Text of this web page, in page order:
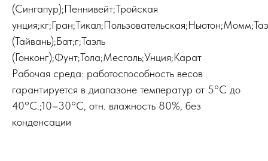
(Сингапур);Пеннивейт;Тройская
(Тайвань);Бат;г;Таэль
(Гонконг);Фунт;Тола;Месгаль;Унция;Карат
Pабочая среда: работоспособность весов
гарантируется в диапазоне температур от 5°C до
40°C.;10–30°C, отн. влажность 80%, без
конденсации